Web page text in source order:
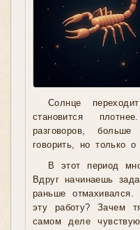
Солнце
становится
разговоров,
говорить, но только
В этот период
Вдруг начинаешь
раньше
эту работу? Зачем
самом деле